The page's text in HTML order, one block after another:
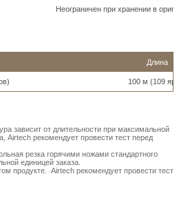
Неограничен при хранении в
Длина
100 м (109
зависит от длительности при максимальной
Airtech рекомендует провести тест перед
резка горячими ножами стандартного
единицей заказа.
продукте. Airtech рекомендует провести тест